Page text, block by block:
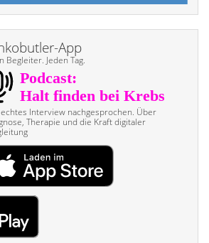
App
Begleiter. Jeden Tag.
echtes Interview nach­gesprochen. Über
Therapie und die Kraft digitaler